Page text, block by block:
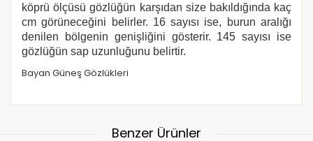
köprü ölçüsü gözlüğün karşıdan size bakıldığında kaç
cm görüneceğini belirler. 16 sayısı ise, burun aralığı
denilen bölgenin genişliğini gösterir. 145 sayısı ise
gözlüğün sap uzunluğunu belirtir.
Bayan Güneş Gözlükleri
Benzer Ürünler